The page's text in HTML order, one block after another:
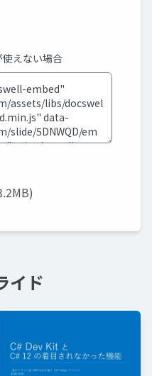
使えない場合
イド